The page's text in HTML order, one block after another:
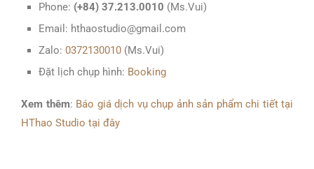
Phone: (+84) 37.213.0010 (Ms.Vui)
Email: hthaostudio@gmail.com
Zalo: 0372130010 (Ms.Vui)
Đặt lịch chụp hình: Booking
Xem thêm: Báo giá dịch vụ chụp ảnh sản phẩm chi tiết tại
HThao Studio tại đây